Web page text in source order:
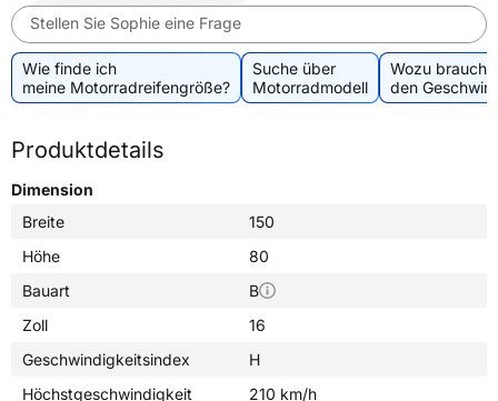
Stellen Sie Sophie eine Frage
Wie finde ich
meine Motorradreifengröße?
Suche über
Motorradmodell
Wozu
den
Produktdetails
Dimension
Breite
150
Höhe
80
Bauart
B
Zoll
16
Geschwindigkeitsindex
H
Höchstgeschwindigkeit
210 km/h